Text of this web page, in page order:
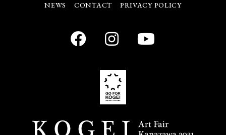
NEWS CONTACT PRIVACY POLICY